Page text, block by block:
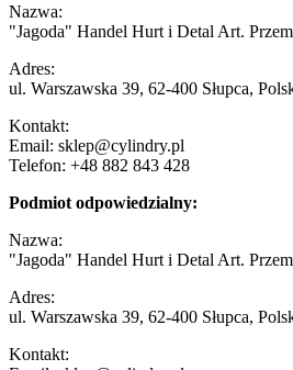
Nazwa:
"Jagoda" Handel Hurt i Detal Art.
Adres:
ul. Warszawska 39, 62-400 Słupca,
Kontakt:
Email: sklep@cylindry.pl
Telefon: +48 882 843 428
Podmiot odpowiedzialny:
Nazwa:
"Jagoda" Handel Hurt i Detal Art.
Adres:
ul. Warszawska 39, 62-400 Słupca,
Kontakt: